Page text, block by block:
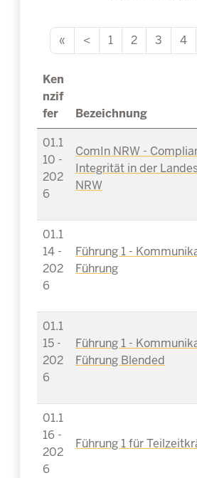
« < 1 2 3 4
Ken
nzif
fer
Bezeichnung
01.1
10 -
202
6
ComIn NRW -
Integrität in der
NRW
01.1
14 -
202
6
Führung 1 -
Führung
01.1
15 -
202
6
Führung 1 -
Führung Blended
01.1
16 -
202
6
Führung 1 für